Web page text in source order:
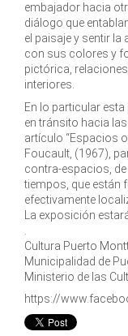
embajador hacia
diálogo que
el paisaje y sentir la
con sus colores y
pictórica,
interiores.
En lo particular
en tránsito hacia
artículo “Espacios
Foucault, (1967),
contra-espacios,
tiempos, que están
efectivamente
La exposición
Cultura Puerto
Municipalidad de
Ministerio de las
https://